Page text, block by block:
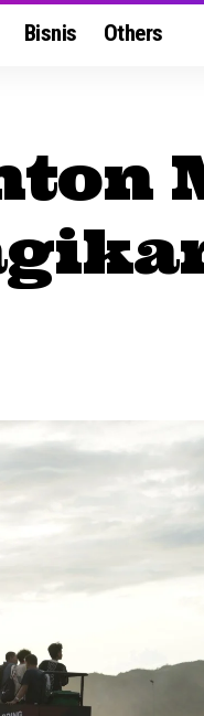
Bisnis Others